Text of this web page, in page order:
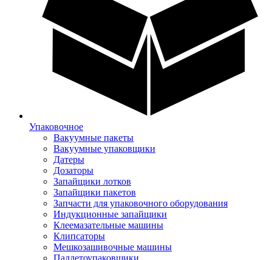
Упаковочное
Вакуумные пакеты
Вакуумные упаковщики
Датеры
Дозаторы
Запайщики лотков
Запайщики пакетов
Запчасти для упаковочного оборудования
Индукционные запайщики
Клеемазательные машины
Клипсаторы
Мешкозашивочные машины
Паллетоупаковщики